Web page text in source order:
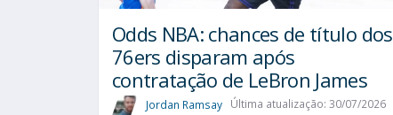
Odds NBA: chances de título dos
76ers disparam após
contratação de LeBron James
Jordan Ramsay Última atualização: 30/07/2026